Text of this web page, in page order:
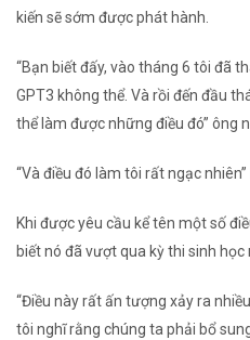
kiến ​​sẽ sớm được phát hành.
“Bạn biết đấy, vào tháng 6 tôi đã
GPT3 không thể. Và rồi đến đầu
thể làm được những điều đó” ông
“Và điều đó làm tôi rất ngạc
Khi được yêu cầu kể tên một số
biết nó đã vượt qua kỳ thi sinh học
“Điều này rất ấn tượng xảy ra
tôi nghĩ rằng chúng ta phải bổ